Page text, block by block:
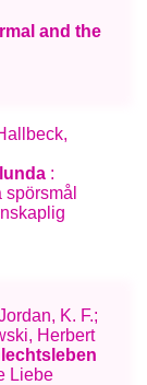
and the
:
K. F.;
Herbert
Liebe